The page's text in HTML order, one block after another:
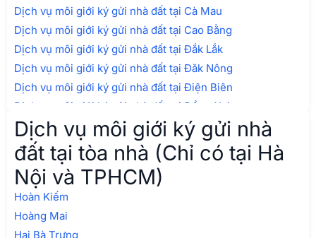
Dịch vụ môi giới ký gửi nhà đất tại Cà Mau
Dịch vụ môi giới ký gửi nhà đất tại Cao Bằng
Dịch vụ môi giới ký gửi nhà đất tại Đắk Lắk
Dịch vụ môi giới ký gửi nhà đất tại Đăk Nông
Dịch vụ môi giới ký gửi nhà đất tại Điện Biên
Dịch vụ môi giới ký gửi nhà đất tại Đồng Nai
Dịch vụ môi giới ký gửi nhà đất tại Đồng Tháp
Dịch vụ môi giới ký gửi nhà đất tại Gia Lai
Dịch vụ môi giới ký gửi nhà đất tại Hà Giang
Dịch vụ môi giới ký gửi nhà đất tại Hà Nam
Dịch vụ môi giới ký gửi nhà đất tại Hà Tĩnh
Dịch vụ môi giới ký gửi nhà đất tại Hậu Giang
Dịch vụ môi giới ký gửi nhà
đất tại tòa nhà (Chỉ có tại Hà
Nội và TPHCM)
Hoàn Kiếm
Hoàng Mai
Hai Bà Trưng